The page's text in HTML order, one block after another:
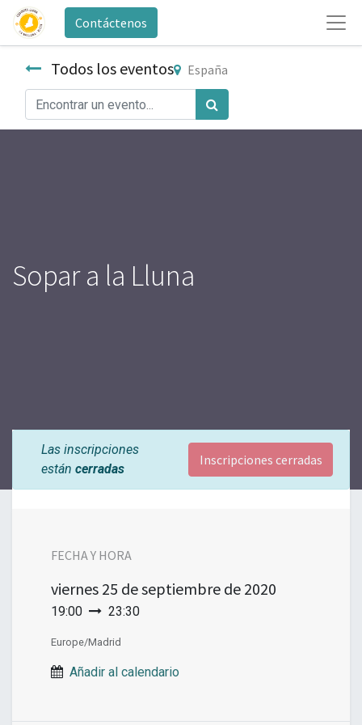
Contáctenos
Todos los eventos España
Sopar a la Lluna
Las inscripciones
están cerradas
Inscripciones cerradas
FECHA Y HORA
viernes 25 de septiembre de 2020
19:00 23:30
Europe/Madrid
Añadir al calendario